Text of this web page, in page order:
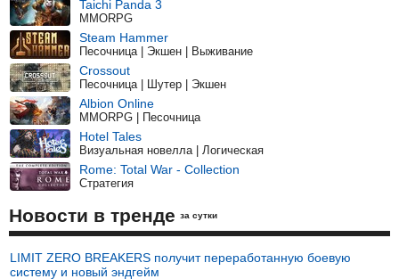
Taichi Panda 3
MMORPG
Steam Hammer
Песочница | Экшен | Выживание
Crossout
Песочница | Шутер | Экшен
Albion Online
MMORPG | Песочница
Hotel Tales
Визуальная новелла | Логическая
Rome: Total War - Collection
Стратегия
Новости в тренде за сутки
LIMIT ZERO BREAKERS получит переработанную боевую
систему и новый эндгейм